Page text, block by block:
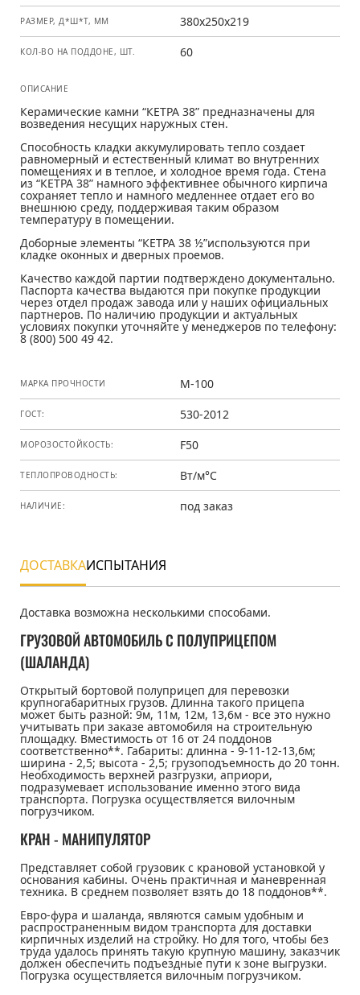
РАЗМЕР, Д*Ш*Т, ММ 380x250x219
КОЛ-ВО НА ПОДДОНЕ, ШТ. 60
ОПИСАНИЕ
Керамические камни “КЕТРА 38” предназначены для
возведения несущих наружных стен.
Способность кладки аккумулировать тепло создает
равномерный и естественный климат во внутренних
помещениях и в теплое, и холодное время года. Стена
из “КЕТРА 38” намного эффективнее обычного кирпича
сохраняет тепло и намного медленнее отдает его во
внешнюю среду, поддерживая таким образом
температуру в помещении.
Доборные элементы “КЕТРА 38 ½”используются при
кладке оконных и дверных проемов.
Качество каждой партии подтверждено документально.
Паспорта качества выдаются при покупке продукции
через отдел продаж завода или у наших официальных
партнеров. По наличию продукции и актуальных
условиях покупки уточняйте у менеджеров по телефону:
8 (800) 500 49 42.
МАРКА ПРОЧНОСТИ М-100
ГОСТ: 530-2012
МОРОЗОСТОЙКОСТЬ: F50
ТЕПЛОПРОВОДНОСТЬ: Вт/м°С
НАЛИЧИЕ: под заказ
ДОСТАВКАИСПЫТАНИЯ
Доставка
Доставка возможна несколькими способами.
ГРУЗОВОЙ АВТОМОБИЛЬ С ПОЛУПРИЦЕПОМ
(ШАЛАНДА)
Открытый бортовой полуприцеп для перевозки
крупногабаритных грузов. Длинна такого прицепа
может быть разной: 9м, 11м, 12м, 13,6м - все это нужно
учитывать при заказе автомобиля на строительную
площадку. Вместимость от 16 от 24 поддонов
соответственно**. Габариты: длинна - 9-11-12-13,6м;
ширина - 2,5; высота - 2,5; грузоподъемность до 20 тонн.
Необходимость верхней разгрузки, априори,
подразумевает использование именно этого вида
транспорта. Погрузка осуществляется вилочным
погрузчиком.
КРАН - МАНИПУЛЯТОР
Представляет собой грузовик с крановой установкой у
основания кабины. Очень практичная и маневренная
техника. В среднем позволяет взять до 18 поддонов**.
Евро-фура и шаланда, являются самым удобным и
распространенным видом транспорта для доставки
кирпичных изделий на стройку. Но для того, чтобы без
труда удалось принять такую крупную машину, заказчик
должен обеспечить подъездные пути к зоне выгрузки.
Погрузка осуществляется вилочным погрузчиком.